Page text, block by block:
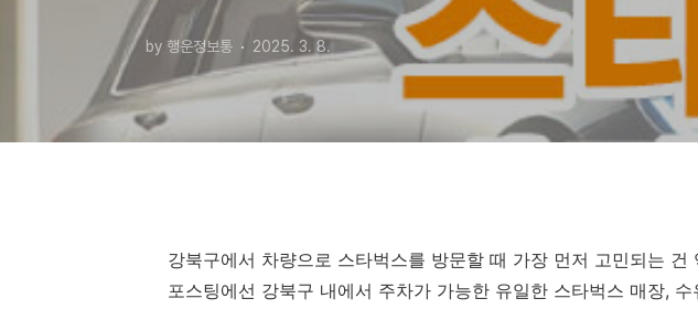
by 행운정보통 2025. 3. 8.
강북구에서 차량으로 스타벅스를 방문할 때 가장 먼저 고민되는 건
포스팅에선 강북구 내에서 주차가 가능한 유일한 스타벅스 매장,